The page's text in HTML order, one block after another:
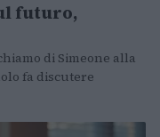
futuro,
di Simeone alla
fa discutere